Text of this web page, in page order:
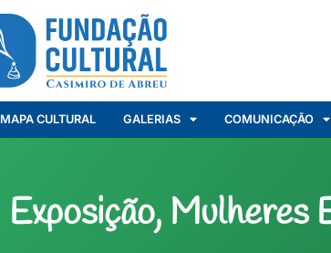
MAPA CULTURAL GALERIAS COMUNICAÇÃO
Exposição, Mulheres